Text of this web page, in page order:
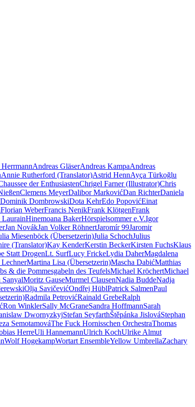
Andreas GläserAndreas KampaAndreas
Annie Rutherford (Translator)Astrid HennAyça Türkoğlu
der EnthusiastenChrigel Farner (Illustrator)Chris
Clemens MeyerDalibor MarkovićDan RichterDaniela
Dominik DombrowskiDota KehrEdo PopovićEinat
Florian WeberFrancis NenikFrank KlötgenFrank
LaurainHinemoana BakerHörspielsommer e.V.Igor
Jan NovákJan Volker RöhnertJaromír 99Jaromir
Miesenböck (Übersetzerin)Julia SchochJulius
(Translator)Kay KenderKerstin BeckerKirsten FuchsKlaus
Statt DrogenLt. SurfLucy FrickeLydia DaherMagdalena
Martina Lisa (Übersetzerin)Mascha DabićMatthias
& die Pommesgabeln des TeufelsMichael KröchertMichael
Moritz GauseMurmel ClausenNadia BuddeNadja
Olja SavičevićOndřej HüblPatrick SalmenPaul
Radmila PetrovićRainald GrebeRalph
Ron WinklerSally McGraneSandra HoffmannSarah
DwornyzkyjStefan SeyfarthŠtěpánka JislováStephan
SemotamováThe Fuck Hornisschen OrchestraThomas
HerreUli HannemannUlrich KochUlrike Almut
Wolf HogekampWortart EnsembleYellow UmbrellaZachary